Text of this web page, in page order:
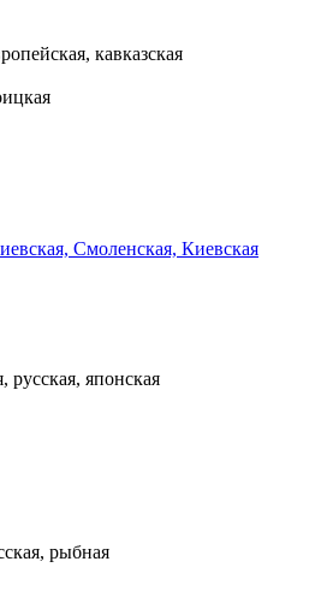
кавказская
Смоленская, Киевская
русская, японская
рыбная